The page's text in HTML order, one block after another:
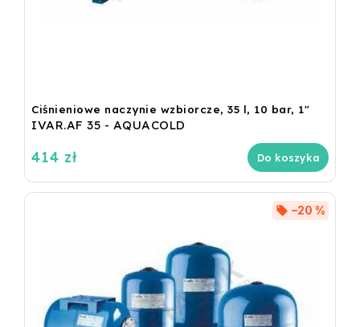
Ciśnieniowe naczynie wzbiorcze, 35 l, 10 bar, 1"
IVAR.AF 35 - AQUACOLD
414 zł Do koszyka
–20 %